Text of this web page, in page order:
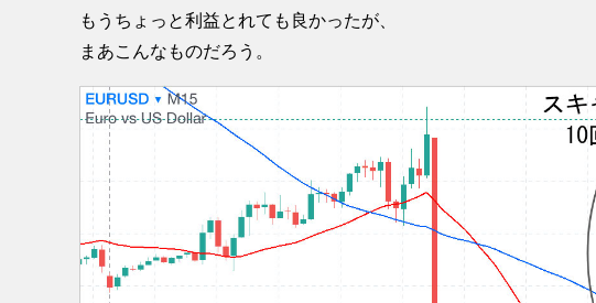
もうちょっと利益とれても良かったが、
まあこんなものだろう。